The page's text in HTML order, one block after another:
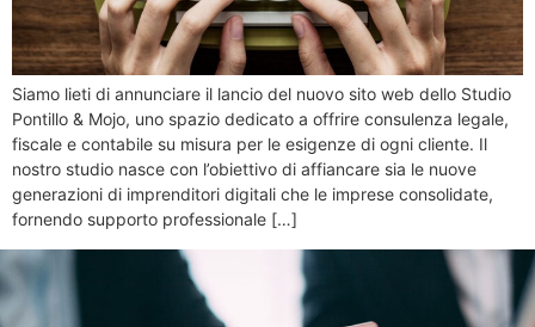
Siamo lieti di annunciare il lancio del nuovo sito web dello Studio
Pontillo & Mojo, uno spazio dedicato a offrire consulenza legale,
fiscale e contabile su misura per le esigenze di ogni cliente. Il
nostro studio nasce con l’obiettivo di affiancare sia le nuove
generazioni di imprenditori digitali che le imprese consolidate,
fornendo supporto professionale […]